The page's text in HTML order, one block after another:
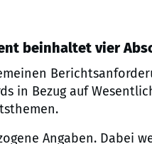
beinhaltet vier
in Bezug auf
Angaben. Dabei